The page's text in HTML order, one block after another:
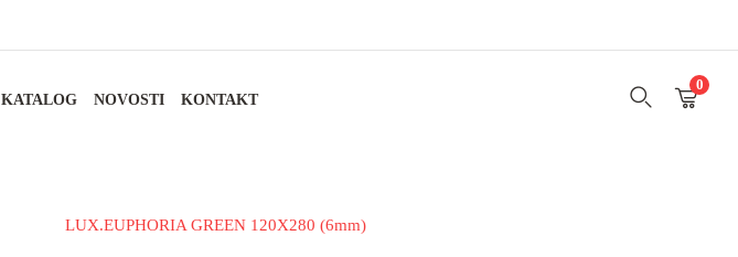
KATALOG NOVOSTI KONTAKT
0
LUX.EUPHORIA GREEN 120X280 (6mm)